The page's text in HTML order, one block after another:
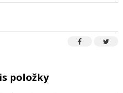
položky